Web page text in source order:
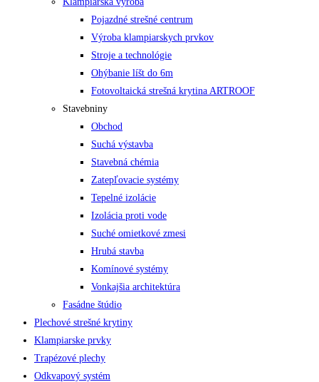
Pojazdné strešné centrum
Výroba klampiarskych prvkov
Stroje a technológie
Ohýbanie líšt do 6m
Fotovoltaická strešná krytina ARTROOF
Stavebniny
Obchod
Suchá výstavba
Stavebná chémia
Zatepľovacie systémy
Tepelné izolácie
Izolácia proti vode
Suché omietkové zmesi
Hrubá stavba
Komínové systémy
Vonkajšia architektúra
Fasádne štúdio
Plechové strešné krytiny
Klampiarske prvky
Trapézové plechy
Odkvapový systém